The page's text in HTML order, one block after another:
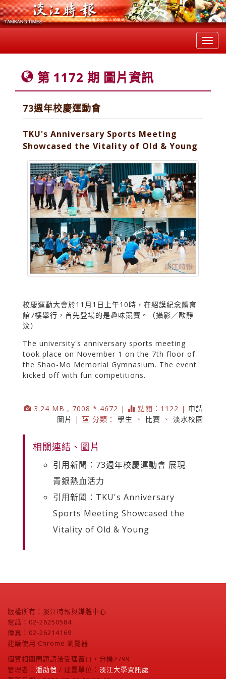
第 1172 期 圖片資訊
73週年校慶運動會
TKU's Anniversary Sports Meeting
Showcased the Vitality of Old & Young
校慶運動大會於11月1日上午10時，在紹謨紀念體育
館7樓舉行，首先登場的是趣味競賽。（攝影／歐靜
汶）
The university's anniversary sports meeting
took place on November 1 on the 7th floor of
the Shao-Mo Memorial Gymnasium. The event
kicked off with fun competitions.
3.24 MB , 7008 * 4672 | 點閱：1122 | 申請
圖片
| 分類： 學生 、 比賽 、 淡水校園
相關連結、圖片
引用新聞：73週年校慶運動會 展現
青銀熱血活力
引用新聞：TKU's Anniversary
Sports Meeting Showcased the
Vitality of Old & Young
版權所有：淡江時報與媒體中心
電話：02-26250584
傳真：02-26214169
建議使用 Chrome 瀏覽器
個資相關問題請洽受理窗口，分機2799
管理者： 潘劭愷 / 建置單位： 淡江大學資訊處